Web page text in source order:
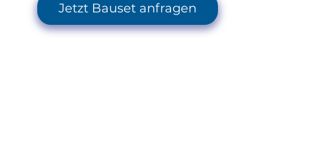
Jetzt Bauset anfragen